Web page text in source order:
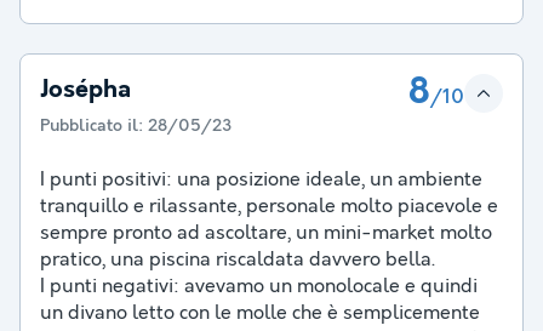
Josépha 8/10
Pubblicato il: 28/05/23
I punti positivi: una posizione ideale, un ambiente
tranquillo e rilassante, personale molto piacevole e
sempre pronto ad ascoltare, un mini-market molto
pratico, una piscina riscaldata davvero bella.
I punti negativi: avevamo un monolocale e quindi
un divano letto con le molle che è semplicemente